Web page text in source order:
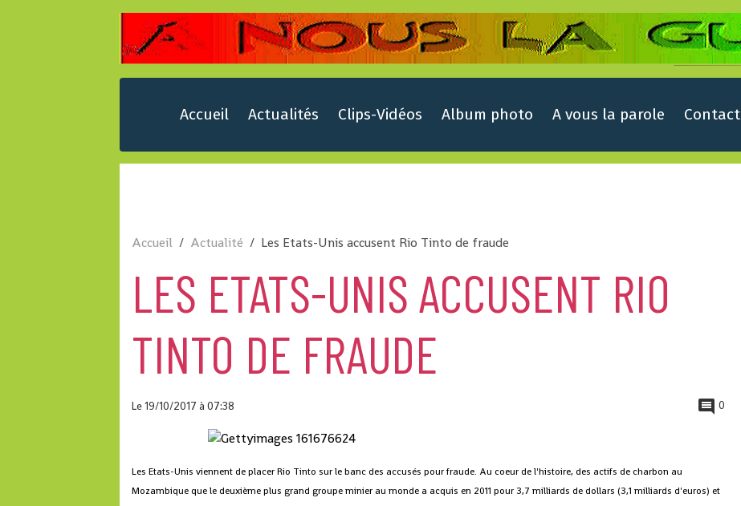
Accueil Actualités Clips-Vidéos Album photo A vous la parole Contact
Accueil Actualité Les Etats-Unis accusent Rio Tinto de fraude
LES ETATS-UNIS ACCUSENT RIO
TINTO DE FRAUDE
Le 19/10/2017à 07:38 0
Les Etats-Unis viennent de placer Rio Tinto sur le banc des accusés pour fraude. Au coeur de l'histoire, des actifs de charbon au
Mozambique que le deuxième plus grand groupe minier au monde a acquis en 2011 pour 3,7 milliards de dollars (3,1 milliards d'euros) et